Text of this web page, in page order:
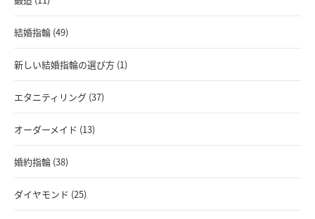
結婚指輪 (49)
新しい結婚指輪の選び方 (1)
エタニティリング (37)
オーダーメイド (13)
婚約指輪 (38)
ダイヤモンド (25)